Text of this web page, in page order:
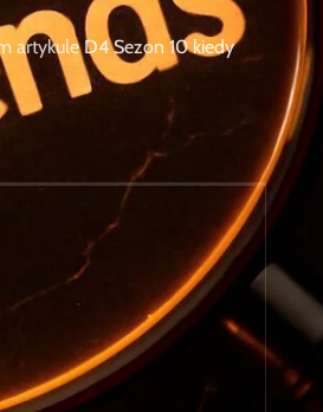
artykuleD4 Sezon 10 kiedy